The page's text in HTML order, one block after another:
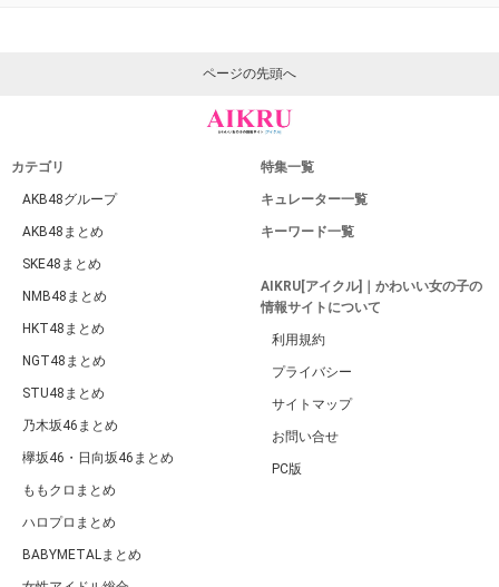
ページの先頭へ
カテゴリ
AKB48グループ
AKB48まとめ
SKE48まとめ
NMB48まとめ
HKT48まとめ
NGT48まとめ
STU48まとめ
乃木坂46まとめ
欅坂46・日向坂46まとめ
ももクロまとめ
ハロプロまとめ
BABYMETALまとめ
特集一覧
キュレーター一覧
キーワード一覧
AIKRU[アイクル]｜かわいい女の子の
情報サイトについて
利用規約
プライバシー
サイトマップ
お問い合せ
PC版